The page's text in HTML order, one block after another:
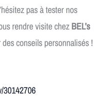
pas à tester nos
rendre visite chez BEL’s
conseils personnalisés !
30142706